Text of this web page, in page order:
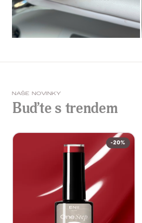
NAŠE NOVINKY
Buďte s trendem
-20%